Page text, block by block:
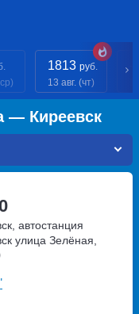
1813 руб.
13 авг. (чт)
— Киреевск
автостанция
улица Зелёная,